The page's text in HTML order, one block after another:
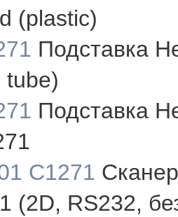
(plastic)
Подставка
tube)
Подставка
C1271
(2D, RS232,